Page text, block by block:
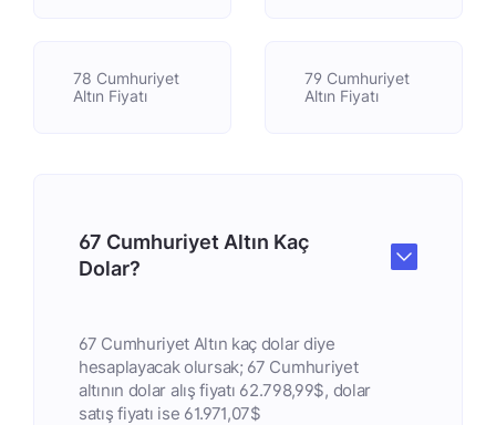
78 Cumhuriyet
Altın Fiyatı
79 Cumhuriyet
Altın Fiyatı
67 Cumhuriyet Altın Kaç
Dolar?
67 Cumhuriyet Altın kaç dolar diye
hesaplayacak olursak; 67 Cumhuriyet
altının dolar alış fiyatı 62.798,99$, dolar
satış fiyatı ise 61.971,07$